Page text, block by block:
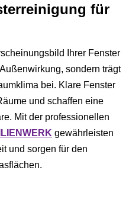
für
Ihrer Fenster
sondern trägt
bei. Klare Fenster
und schaffen eine
Mit der professionellen
gewährleisten
und sorgen für den